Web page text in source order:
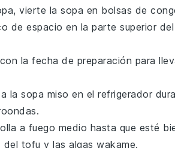
, vierte la sopa en bolsas de
de espacio en la parte superior
la fecha de preparación para
la sopa miso en el refrigerador
a fuego medio hasta que esté
del tofu y las algas wakame.